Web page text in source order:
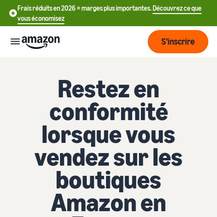
Frais réduits en 2026 = marges plus importantes.Découvrez ce que
vous économisez
Commencez
à vendre
sur Amazon
Introduction à la vente
Comment devenir un
vendeur Amazon
Créez votre compte
Expédier
d'ensemble
logistique
Expédié par Amazon
Externalisez la gestion des
Grandir
Tarification
Connaître
Apprendre
S'inscrire
Restez en
conformité
lorsque vous
vendez sur les
boutiques
Amazon en